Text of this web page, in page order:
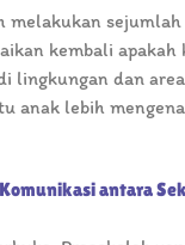
melakukan
kembali apakah
lingkungan dan
anak lebih
antara